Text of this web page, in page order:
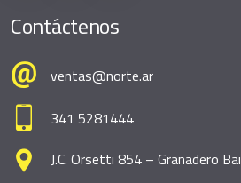
Contáctenos
ventas@norte.ar
341 5281444
J.C. Orsetti 854 – Granadero